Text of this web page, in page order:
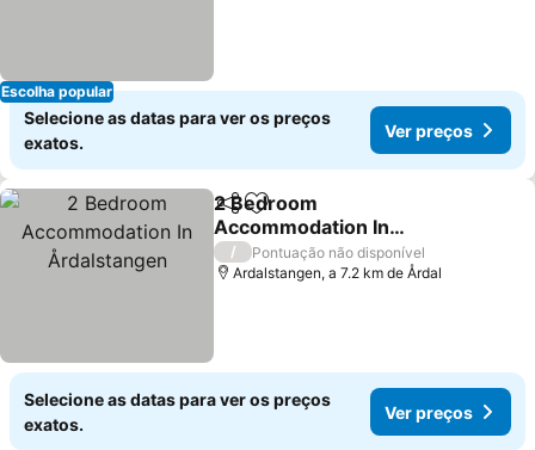
Escolha popular
Selecione as datas para ver os preços
exatos.
Ver preços
PartilharAdicionar aos favoritos
2 Bedroom
Accommodation In
Årdalstangen
/
Pontuação não disponível
Ardalstangen, a 7.2 km de Årdal
Selecione as datas para ver os preços
exatos.
Ver preços